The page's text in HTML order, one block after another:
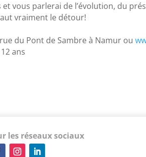
vous parlerai de l’évolution, du
vraiment le détour!
du Pont de Sambre à Namur ou
ans
les réseaux sociaux